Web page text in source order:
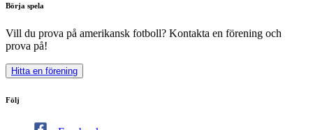
Börja spela
Vill du prova på amerikansk fotboll? Kontakta en förening och
prova på!
Hitta en förening
Följ